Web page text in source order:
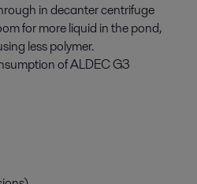
in decanter centrifuge
for more liquid in the pond,
less polymer.
of ALDEC G3